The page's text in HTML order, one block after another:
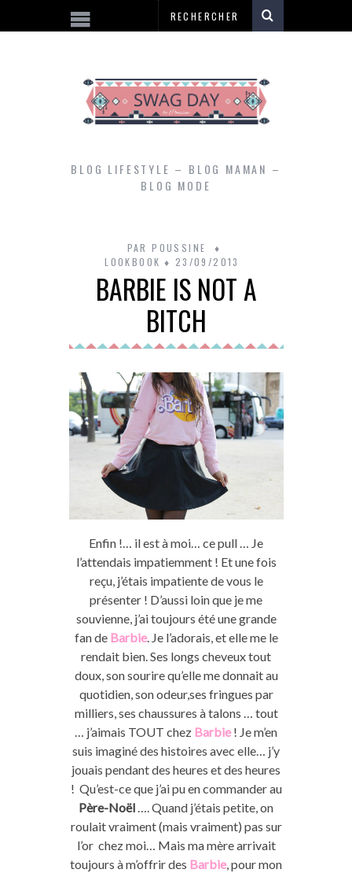
BLOG LIFESTYLE – BLOG MAMAN –
BLOG MODE
PAR POUSSINE
LOOKBOOK
23/09/2013
BARBIE IS NOT A
BITCH
Enfin !… il est à moi… ce pull … Je
l’attendais impatiemment ! Et une fois
reçu, j’étais impatiente de vous le
présenter ! D’aussi loin que je me
souvienne, j’ai toujours été une grande
fan de Barbie. Je l’adorais, et elle me le
rendait bien. Ses longs cheveux tout
doux, son sourire qu’elle me donnait au
quotidien, son odeur,ses fringues par
milliers, ses chaussures à talons … tout
… j’aimais TOUT chez Barbie! Je m’en
suis imaginé des histoires avec elle… j’y
jouais pendant des heures et des heures
! Qu’est-ce que j’ai pu en commander au
Père-Noël …. Quand j’étais petite, on
roulait vraiment (mais vraiment) pas sur
l’or chez moi… Mais ma mère arrivait
toujours à m’offrir des Barbie, pour mon